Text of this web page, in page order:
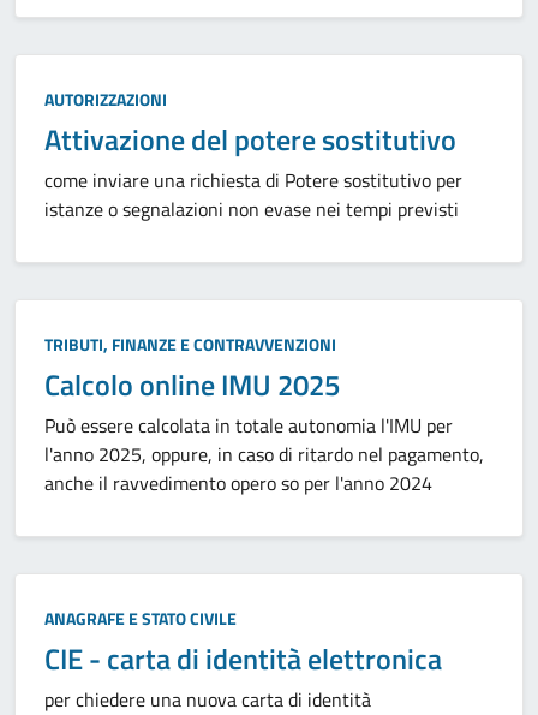
Categoria:
AUTORIZZAZIONI
Attivazione del potere sostitutivo
come inviare una richiesta di Potere sostitutivo per
istanze o segnalazioni non evase nei tempi previsti
Categoria:
TRIBUTI, FINANZE E CONTRAVVENZIONI
Calcolo online IMU 2025
Può essere calcolata in totale autonomia l'IMU per
l'anno 2025, oppure, in caso di ritardo nel pagamento,
anche il ravvedimento opero so per l'anno 2024
Categoria:
ANAGRAFE E STATO CIVILE
CIE - carta di identità elettronica
per chiedere una nuova carta di identità